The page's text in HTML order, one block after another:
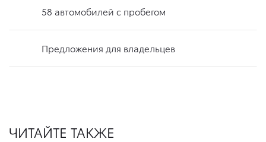
58 автомобилей с пробегом
Предложения для владельцев
ЧИТАЙТЕ ТАКЖЕ